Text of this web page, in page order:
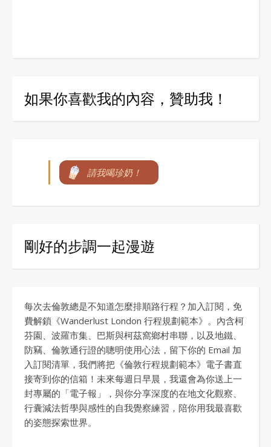
如果你喜歡我的內容，贊助我！
請我喝珍奶！
剛好的步調一起漫遊
每次去倫敦總是不知道怎麼排順路行程？加入訂閱，免
費解鎖《Wanderlust London 行程規劃範本》。內含柯
芬園、波羅市集、巴斯與柯茲窩鄉村串聯，以及地鐵、
防竊、倫敦通行證的聰明使用心法，留下你的 Email 加
入訂閱清單，我們將把《倫敦行程規劃範本》電子書直
接寄到你的信箱！未來每週日早晨，我還會為你送上一
封專屬的「電子報」，與你分享深度的在地文化觀察、
行囊減法哲學與感性的自我覺察練習，陪你用我最喜歡
的姿態探索世界。